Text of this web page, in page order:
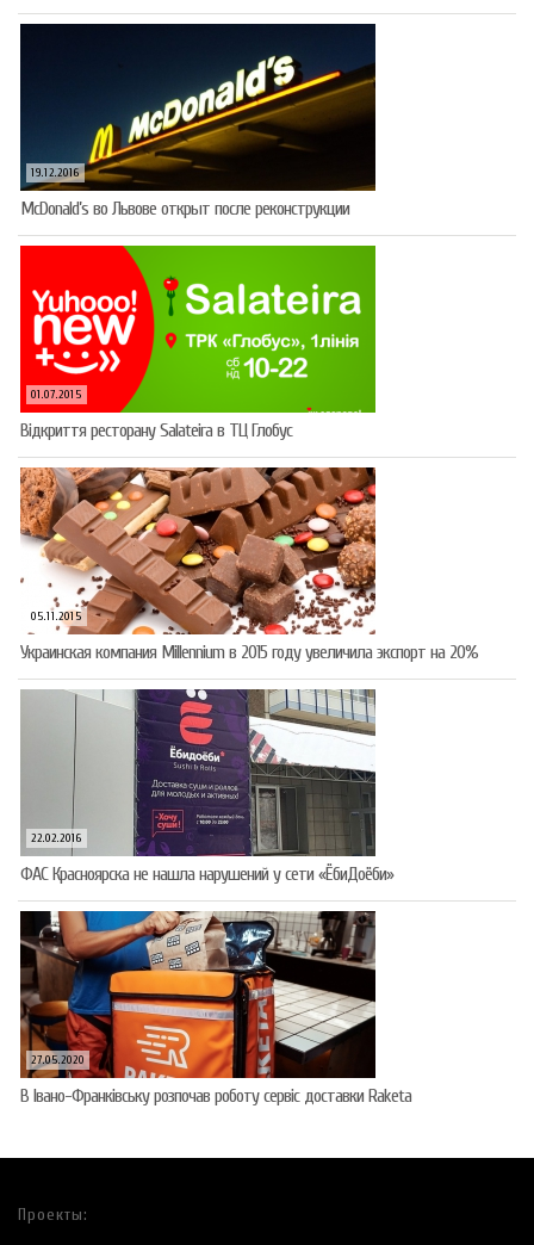
19.12.2016
McDonald’s во Львове открыт после реконструкции
01.07.2015
Відкриття ресторану Salateirа в ТЦ Глобус
05.11.2015
Украинская компания Millennium в 2015 году увеличила экспорт на 20%
22.02.2016
ФАС Красноярска не нашла нарушений у сети «ЁбиДоёби»
27.05.2020
В Івано-Франківську розпочав роботу сервіс доставки Raketa
Проекты: